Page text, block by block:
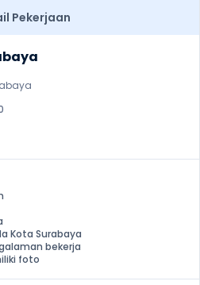
Pekerjaan
Kota Surabaya
bekerja
foto